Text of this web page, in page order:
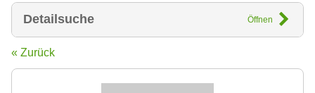
Detailsuche Öffnen
« Zurück